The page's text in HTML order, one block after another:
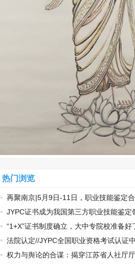
热门浏览
再聚南京|5月9日-11日，职业技能鉴定
盟，南京国际展览中心见！
​JYPC证书成为我国第三方职业技能鉴定
门话题
“1+X”证书制度确立，大中专院校准备好
文)法院认定//JYPC全国职业资格考试认证
法机构
权力与舆论的合谋：揭穿江苏省人社厅